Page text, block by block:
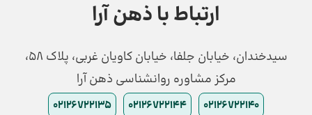
ارتباط با ذهن آرا
سیدخندان، خیابان جلفا، خیابان کاویان غربی، پلاک 58،
مرکز مشاوره روانشناسی ذهن آرا
02126722140
02126722144
02126722135